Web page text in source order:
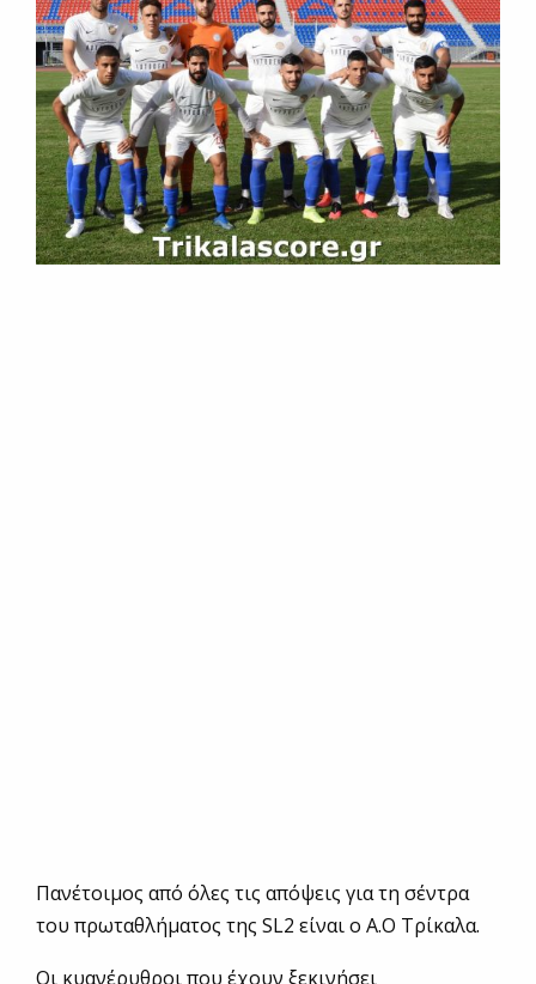
Πανέτοιμος από όλες τις απόψεις για τη σέντρα
του πρωταθλήματος της SL2 είναι ο Α.Ο Τρίκαλα.
Οι κυανέρυθροι που έχουν ξεκινήσει